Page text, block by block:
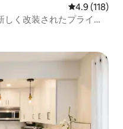
レビュー118
4.9 (118)
く改装されたプライベ